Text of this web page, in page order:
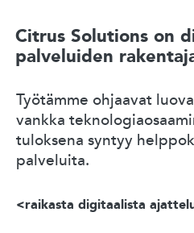
Citrus Solutions on
palveluiden
Työtämme ohjaavat
vankka
tuloksena syntyy
palveluita.
<raikasta digitaalista